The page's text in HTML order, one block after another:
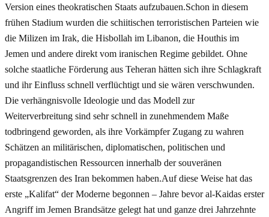
Version eines theokratischen Staats aufzubauen.Schon in diesem
frühen Stadium wurden die schiitischen terroristischen Parteien wie
die Milizen im Irak, die Hisbollah im Libanon, die Houthis im
Jemen und andere direkt vom iranischen Regime gebildet. Ohne
solche staatliche Förderung aus Teheran hätten sich ihre Schlagkraft
und ihr Einfluss schnell verflüchtigt und sie wären verschwunden.
Die verhängnisvolle Ideologie und das Modell zur
Weiterverbreitung sind sehr schnell in zunehmendem Maße
todbringend geworden, als ihre Vorkämpfer Zugang zu wahren
Schätzen an militärischen, diplomatischen, politischen und
propagandistischen Ressourcen innerhalb der souveränen
Staatsgrenzen des Iran bekommen haben.Auf diese Weise hat das
erste „Kalifat“ der Moderne begonnen – Jahre bevor al-Kaidas erster
Angriff im Jemen Brandsätze gelegt hat und ganze drei Jahrzehnte